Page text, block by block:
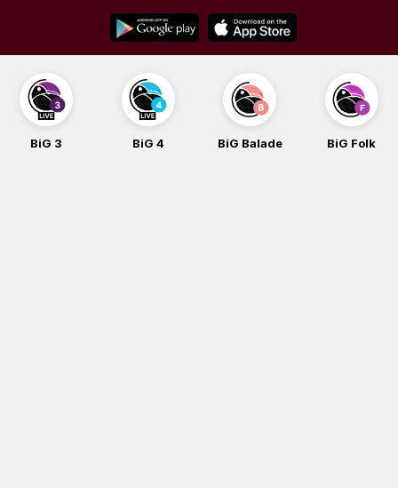
content
BiG 3 BiG 4 BiG Balade BiG Folk